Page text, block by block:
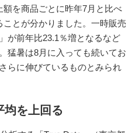
を商品ごとに昨年7月と比べ
とが分かりました。一時販売
が前年比23.1％増となるなど
猛暑は8月に入っても続いてお
らに伸びているものとみられ
均を上回る